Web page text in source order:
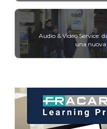
Audio & Video Service:
una